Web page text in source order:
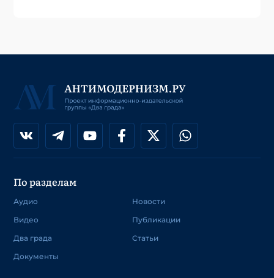
По разделам
Аудио
Видео
Два града
Документы
Новости
Публикации
Статьи